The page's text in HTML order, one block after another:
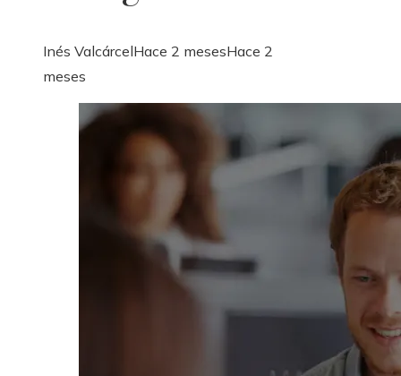
Inés ValcárcelHace 2 mesesHace 2
meses